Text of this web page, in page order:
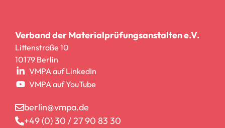
Verband der Materialprüfungsanstalten e.V.
Littenstraße 10
10179 Berlin
VMPA auf LinkedIn
VMPA auf YouTube
berlin@vmpa.de
+49 (0) 30 / 27 90 83 30